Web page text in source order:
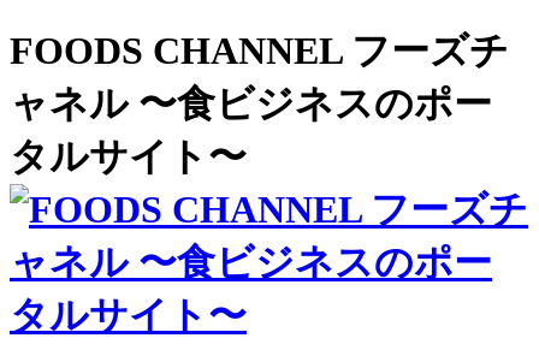
FOODS CHANNEL フーズチ
ャネル 〜食ビジネスのポー
タルサイト〜